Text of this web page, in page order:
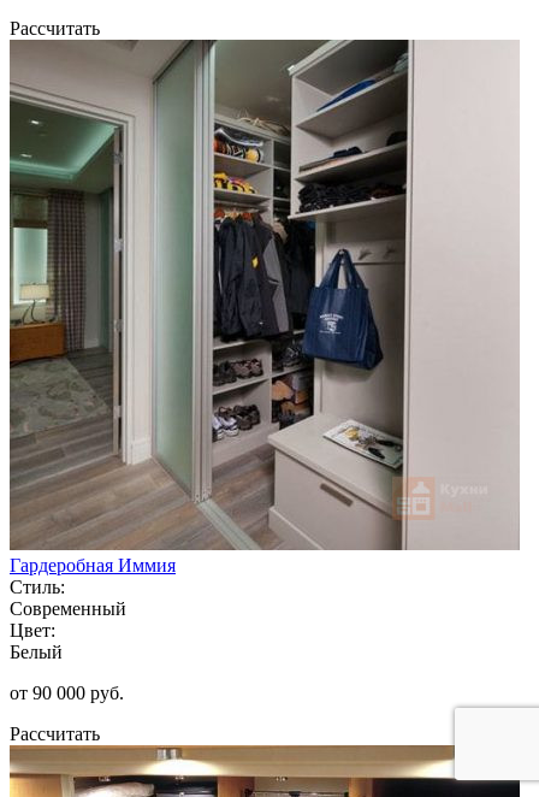
Рассчитать
Гардеробная Иммия
Стиль:
Современный
Цвет:
Белый
от 90 000 руб.
Рассчитать